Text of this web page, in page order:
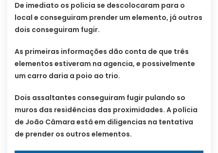
De imediato os policia se descolocaram para o
local e conseguiram prender um elemento, já outros
dois conseguiram fugir.
As primeiras informações dão conta de que três
elementos estiveram na agencia, e possivelmente
um carro daria a poio ao trio.
Dois assaltantes conseguiram fugir pulando so
muros das residências das proximidades. A polícia
de João Câmara está em diligencias na tentativa
de prender os outros elementos.